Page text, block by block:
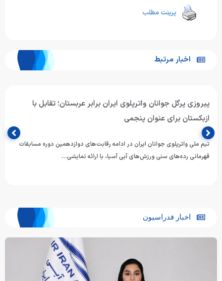
پرینت مطلب
اخبار مرتبط
پیروزی پرگل جوانان واترپلوی ایران برابر عربستان؛ تقابل با
ازبکستان برای عنوان پنجمی
تیم ملی واترپلوی جوانان ایران در ادامه رقابت‌های دوازدهمین دوره مسابقات
قهرمانی رده‌های سنی ورزش‌های آبی آسیا، با ارائه نمایشی…
اخبار فدراسیون